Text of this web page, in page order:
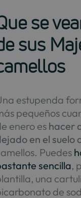
se
sus
estupenda
pequeños
enero es hacer
en el suelo
Puedes
sencilla,
una
de